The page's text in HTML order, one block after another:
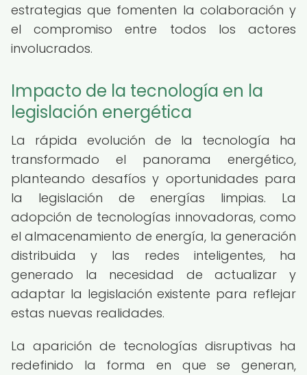
estrategias que fomenten la colaboración y
el compromiso entre todos los actores
involucrados.
Impacto de la tecnología en la
legislación energética
La rápida evolución de la tecnología ha
transformado el panorama energético,
planteando desafíos y oportunidades para
la legislación de energías limpias. La
adopción de tecnologías innovadoras, como
el almacenamiento de energía, la generación
distribuida y las redes inteligentes, ha
generado la necesidad de actualizar y
adaptar la legislación existente para reflejar
estas nuevas realidades.
La aparición de tecnologías disruptivas ha
redefinido la forma en que se generan,